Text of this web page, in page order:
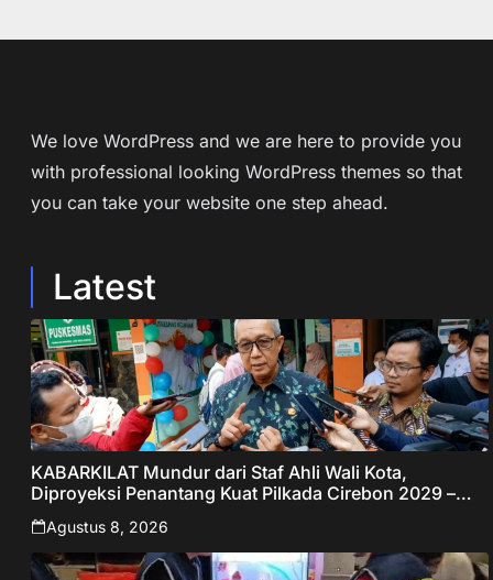
We love WordPress and we are here to provide you
with professional looking WordPress themes so that
you can take your website one step ahead.
Latest
KABARKILAT Mundur dari Staf Ahli Wali Kota,
Diproyeksi Penantang Kuat Pilkada Cirebon 2029 –
Jabar Publisher
Agustus 8, 2026